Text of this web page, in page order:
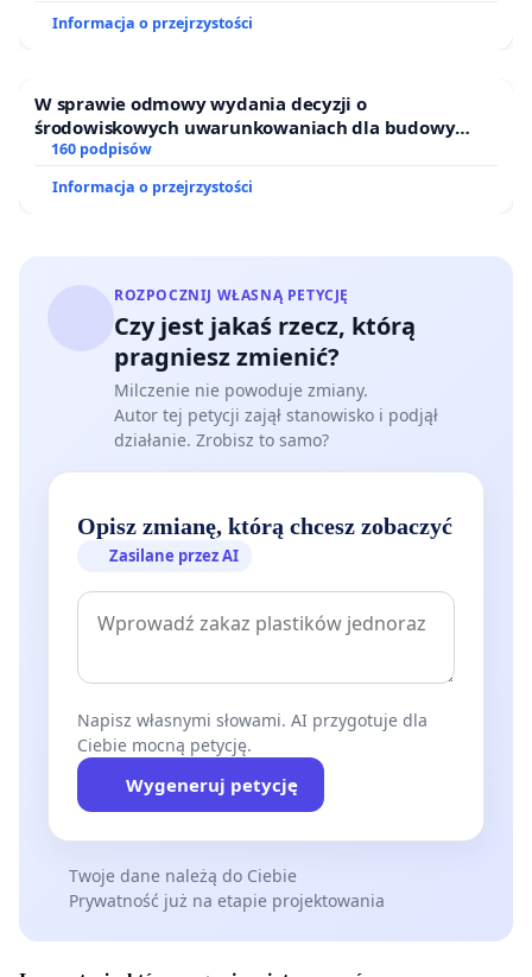
Informacja o przejrzystości
W sprawie odmowy wydania decyzji o
środowiskowych uwarunkowaniach dla budowy
zakładu wytwarzania biometanu „Krynki” w
Puszczy Knyszyńskiej
160 podpisów
Informacja o przejrzystości
ROZPOCZNIJ WŁASNĄ PETYCJĘ
Czy jest jakaś rzecz, którą
pragniesz zmienić?
Milczenie nie powoduje zmiany.
Autor tej petycji zajął stanowisko i podjął
działanie. Zrobisz to samo?
Opisz zmianę, którą chcesz zobaczyć
Zasilane przez AI
Napisz własnymi słowami. AI przygotuje dla
Ciebie mocną petycję.
Wygeneruj petycję
Twoje dane należą do Ciebie
Prywatność już na etapie projektowania